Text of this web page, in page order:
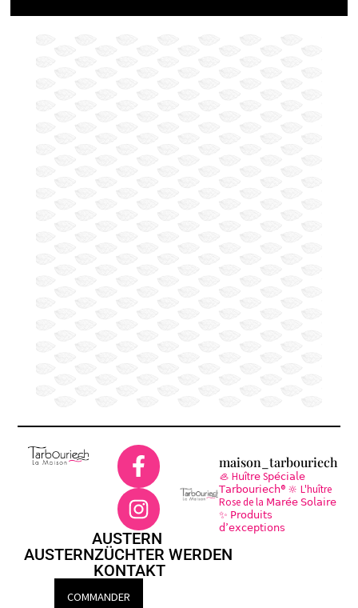
AUSTERN
AUSTERNZÜCHTER WERDEN
KONTAKT
COMMANDER
maison_tarbouriech
🦪 H𝗎ît𝗋𝖾 S𝗉𝖾́𝖼𝗂𝖺𝗅𝖾
𝖳𝖺𝗋𝖻𝗈𝗎𝗋𝗂𝖾𝖼𝗁® 🔆 L'huître
Rose de la 𝖬𝖺𝗋𝖾́𝖾 𝖲𝗈𝗅𝖺𝗂𝗋𝖾
✨ 𝖯𝗋𝗈𝖽𝗎𝗂𝗍𝗌
𝖽’𝖾𝗑𝖼𝖾𝗉𝗍𝗂𝗈𝗇𝗌